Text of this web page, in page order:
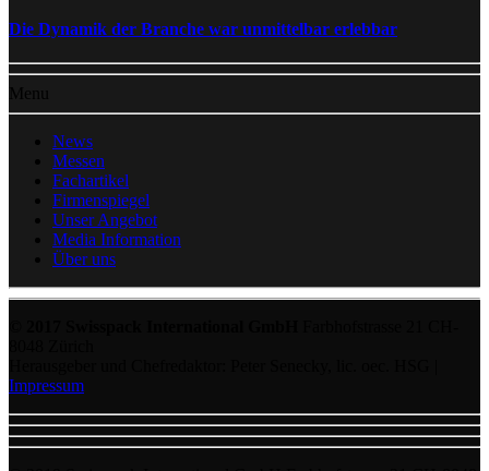
Die Dynamik der Branche war unmittelbar erlebbar
Menu
News
Messen
Fachartikel
Firmenspiegel
Unser Angebot
Media Information
Über uns
Impressum